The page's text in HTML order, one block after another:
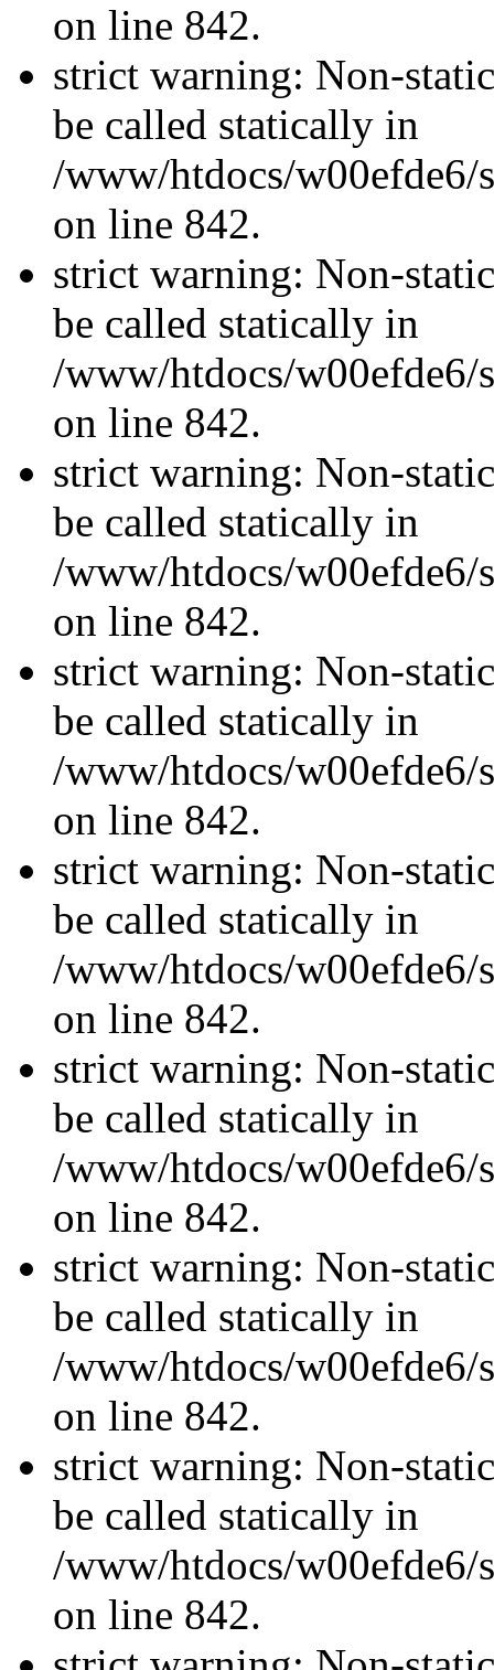
on line 842.
strict warning: Non-
be called statically in
/www/htdocs/w00efde6/
on line 842.
strict warning: Non-
be called statically in
/www/htdocs/w00efde6/
on line 842.
strict warning: Non-
be called statically in
/www/htdocs/w00efde6/
on line 842.
strict warning: Non-
be called statically in
/www/htdocs/w00efde6/
on line 842.
strict warning: Non-
be called statically in
/www/htdocs/w00efde6/
on line 842.
strict warning: Non-
be called statically in
/www/htdocs/w00efde6/
on line 842.
strict warning: Non-
be called statically in
/www/htdocs/w00efde6/
on line 842.
strict warning: Non-
be called statically in
/www/htdocs/w00efde6/
on line 842.